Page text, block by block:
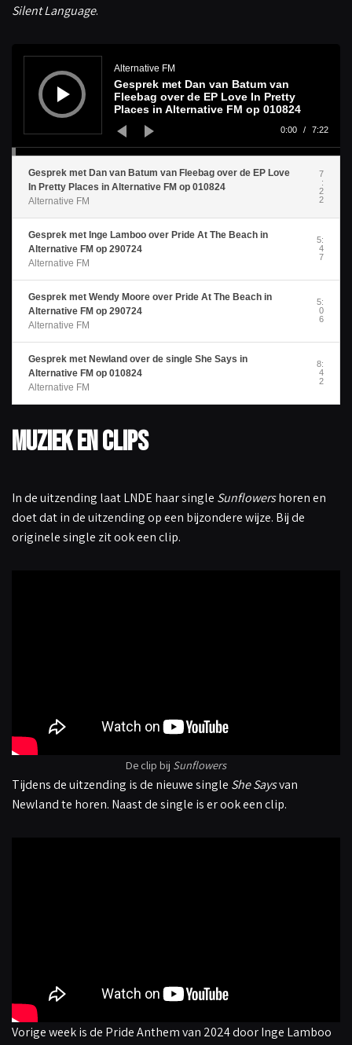
Silent Language.
Alternative FM
Gesprek met Dan van Batum van
Fleebag over de EP Love In Pretty
Places in Alternative FM op 010824
0:00 / 7:22
Gesprek met Dan van Batum van Fleebag over de EP Love
In Pretty Places in Alternative FM op 010824
Alternative FM
7
:
2
2
Gesprek met Inge Lamboo over Pride At The Beach in
Alternative FM op 290724
Alternative FM
5:
4
7
Gesprek met Wendy Moore over Pride At The Beach in
Alternative FM op 290724
Alternative FM
5:
0
6
Gesprek met Newland over de single She Says in
Alternative FM op 010824
Alternative FM
8:
4
2
Muziek en clips
In de uitzending laat LNDE haar single Sunflowershoren en
doet dat in de uitzending op een bijzondere wijze. Bij de
originele single zit ook een clip.
De clip bij Sunflowers
Tijdens de uitzending is de nieuwe single She Saysvan
Newland te horen. Naast de single is er ook een clip.
Vorige week is de Pride Anthem van 2024 door Inge Lamboo